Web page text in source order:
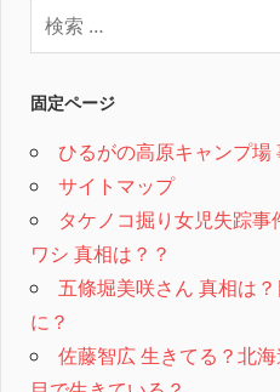
固定ページ
ひるがの高原キャンプ場
サイトマップ
タケノコ掘り女児失踪事
ワシ 真相は？？
五條堀美咲さん 真相は
に？
佐藤智広 生きてる？北